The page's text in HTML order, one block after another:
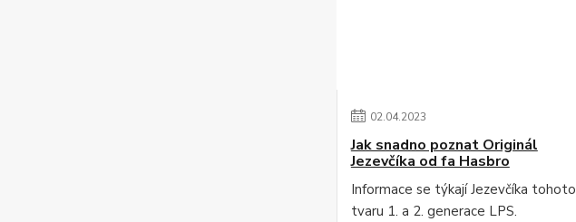
02.04.2023
Jak snadno poznat Originál
Jezevčíka od fa Hasbro
Informace se týkají Jezevčíka tohoto
tvaru 1. a 2. generace LPS.